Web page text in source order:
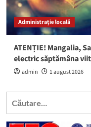
Administrație locală
ATENȚIE! Mangalia,
electric săptămâna
admin 1 august 2026
Caută